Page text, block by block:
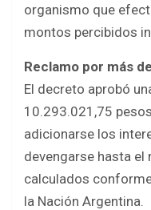
organismo que
montos percibidos
Reclamo por más
El decreto aprobó
10.293.021,75
adicionarse los
devengarse hasta
calculados
la Nación Argentina.